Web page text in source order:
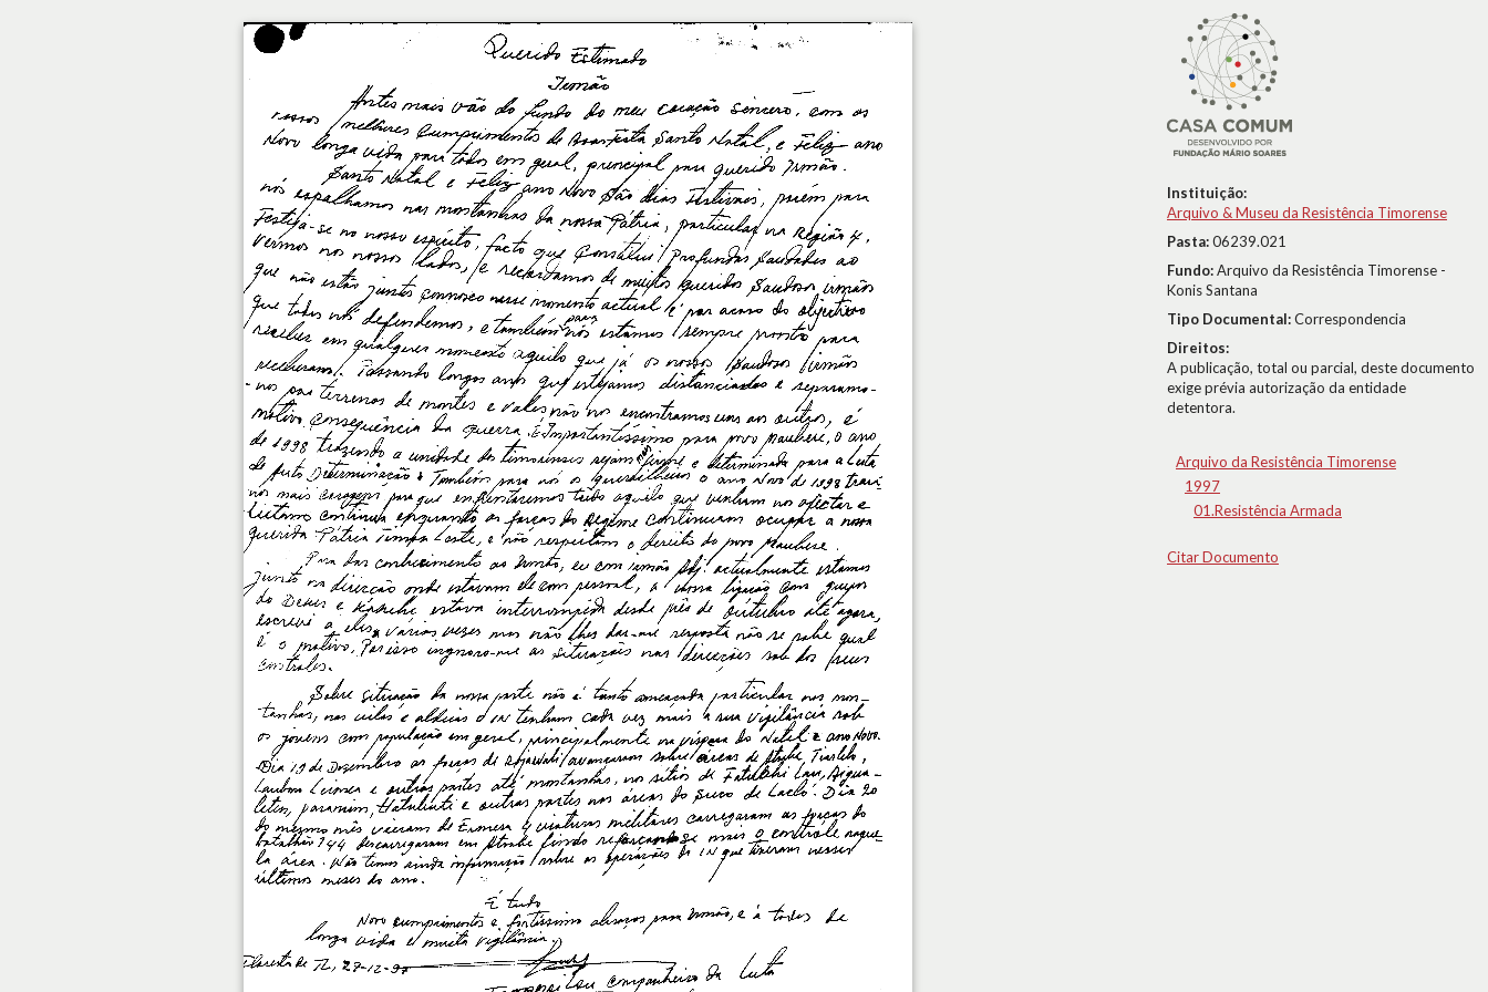
Instituição:
Arquivo & Museu da Resistência Timorense
Pasta:06239.021
Fundo:Arquivo da Resistência Timorense -
Konis Santana
Tipo Documental:Correspondencia
Direitos:
A publicação, total ou parcial, deste documento
exige prévia autorização da entidade
detentora.
Arquivo da Resistência Timorense
1997
01.Resistência Armada
Citar Documento